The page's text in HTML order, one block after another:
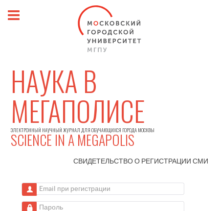
НАУКА В
МЕГАПОЛИСЕ
ЭЛЕКТРОННЫЙ НАУЧНЫЙ ЖУРНАЛ ДЛЯ ОБУЧАЮЩИХСЯ ГОРОДА МОСКВЫ
SCIENCE IN A MEGAPOLIS
СВИДЕТЕЛЬСТВО О РЕГИСТРАЦИИСМИ
Email при регистрации
Пароль